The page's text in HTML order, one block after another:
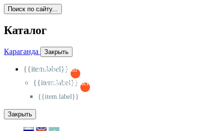
Поиск по сайту...
Каталог
Караганда Закрыть
{{item.label}}
{{activeItem==item.id?'-
{{item.label}}
{{activeSubitem==item.id?'-
{{item.label}}
Закрыть